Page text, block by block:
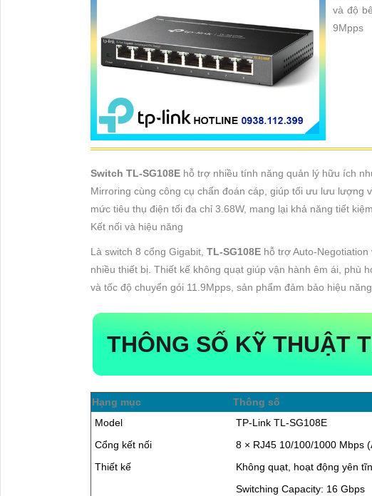
và độ
9Mpps
Switch TL-SG108E hỗ trợ nhiều tính năng quản lý hữu ích
Mirroring cùng công cụ chẩn đoán cáp, giúp tối ưu lưu lượng
mức tiêu thụ điện tối đa chỉ 3.68W, mang lại khả năng tiết
Kết nối và hiệu năng
Là switch 8 cổng Gigabit, TL-SG108E hỗ trợ Auto-
nhiều thiết bị. Thiết kế không quạt giúp vận hành êm ái, phù
và tốc độ chuyển gói 11.9Mpps, sản phẩm đảm bảo hiệu
THÔNG SỐ KỸ THUẬT
Hạng mục
Thông số
Model
TP-Link TL-SG108E
Cổng kết nối
8 × RJ45 10/100/1000 Mbps
Thiết kế
Không quạt, hoạt động yên
Switching Capacity: 16 Gbps